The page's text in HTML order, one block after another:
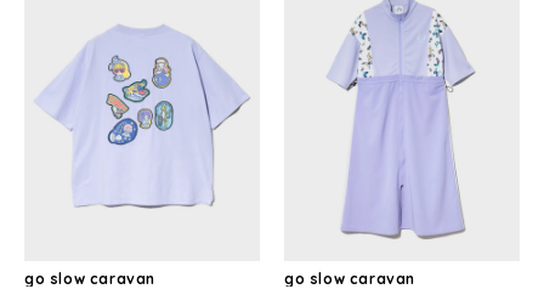
go slow caravan
go slow caravan